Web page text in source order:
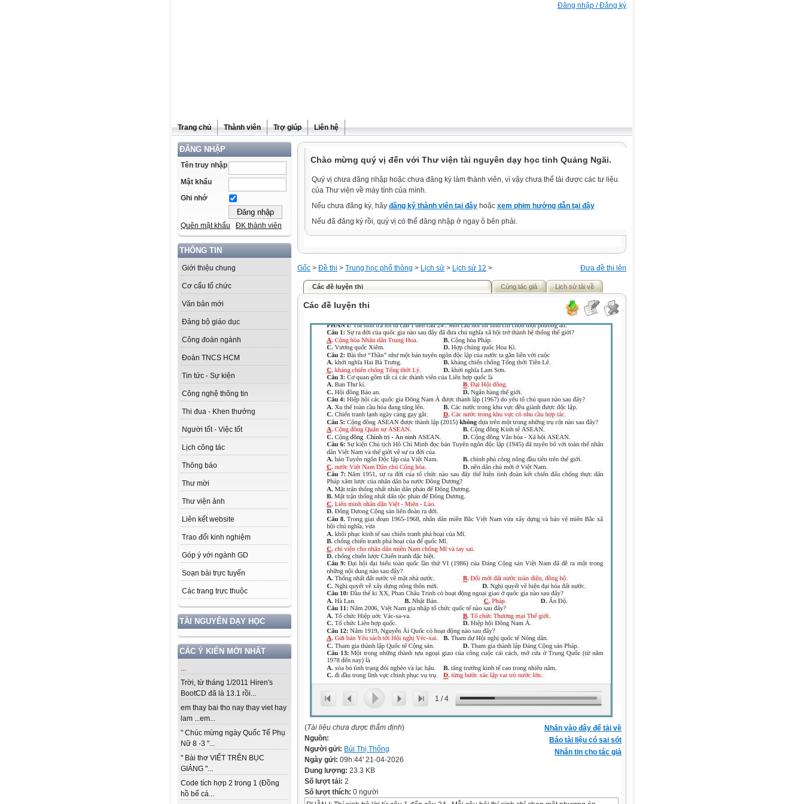
Đăng nhập / Đăng ký
Trang chủ Thành viên Trợ giúp Liên hệ
ĐĂNG NHẬP
Tên truy nhập
Mật khẩu
Ghi nhớ
Quên mật khẩu ĐK thành viên
THÔNG TIN
Giới thiệu chung
Cơ cấu tổ chức
Văn bản mới
Đảng bộ giáo dục
Công đoàn ngành
Đoàn TNCS HCM
Tin tức - Sự kiện
Công nghệ thông tin
Thi đua - Khen thưởng
Người tốt - Việc tốt
Lịch công tác
Thông báo
Thư mời
Thư viện ảnh
Liên kết website
Trao đổi kinh nghiệm
Góp ý với ngành GD
Soạn bài trực tuyến
Các trang trực thuộc
TÀI NGUYÊN DẠY HỌC
CÁC Ý KIẾN MỚI NHẤT
...
Trời, từ tháng 1/2011 Hiren's
BootCD đã là 13.1 rồi...
em thay bai tho nay thay viet hay
lam ...em...
" Chúc mừng ngày Quốc Tế Phụ
Nữ 8 -3 "...
" Bài thơ VIẾT TRÊN BỤC
GIẢNG "...
Code tích hợp 2 trong 1 (Đồng
hồ bể cá...
Chào mừng quý vị đến với Thư viện tài nguyên dạy học tỉnh Quảng Ngãi.
Quý vị chưa đăng nhập hoặc chưa đăng ký làm thành viên, vì vậy chưa thể tải được các tư liệu
của Thư viện về máy tính của mình.
Nếu chưa đăng ký, hãy đăng ký thành viên tại đây hoặc xem phim hướng dẫn tại đây
Nếu đã đăng ký rồi, quý vị có thể đăng nhập ở ngay ô bên phải.
Đưa đề thi lên
Gốc > Đề thi > Trung học phổ thông > Lịch sử > Lịch sử 12 >
Các đề luyện thi Cùng tác giả Lịch sử tải về
Các đề luyện thi
1 /4
Nhấn vào đây để tải về
Báo tài liệu có sai sót
Nhắn tin cho tác giả
(Tài liệu chưa được thẩm định)
Nguồn:
Người gửi: Bùi Thị Thống
Ngày gửi: 09h:44' 21-04-2026
Dung lượng: 23.3 KB
Số lượt tải: 2
Số lượt thích: 0 người